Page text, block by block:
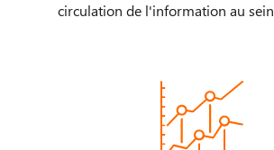
circulation de l'information au